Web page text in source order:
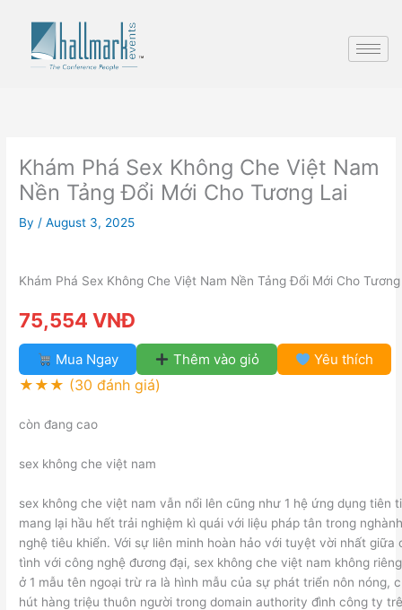
content
Khám Phá Sex Không Che Việt Nam
Nền Tảng Đổi Mới Cho Tương Lai
By/August 3, 2025
Khám Phá Sex Không Che Việt Nam Nền Tảng Đổi Mới Cho
75,554 VNĐ
Mua Ngay Thêm vào giỏ Yêu thích
★★★ (30 đánh giá)
còn đang cao
sex không che việt nam
sex không che việt nam vẫn nổi lên cũng như 1 hệ ứng dụng tiên
mang lại hầu hết trải nghiệm kì quái với liệu pháp tân trong
nghệ tiêu khiển. Với sự liên minh hoàn hảo với tuyệt vời nhất giữa
tình với công nghệ đương đại, sex không che việt nam không
ở 1 mẫu tên ngoại trừ ra là hình mẫu của sự phát triển nôn nóng,
hút hàng triệu thuôn người trong domain authority đình công ty